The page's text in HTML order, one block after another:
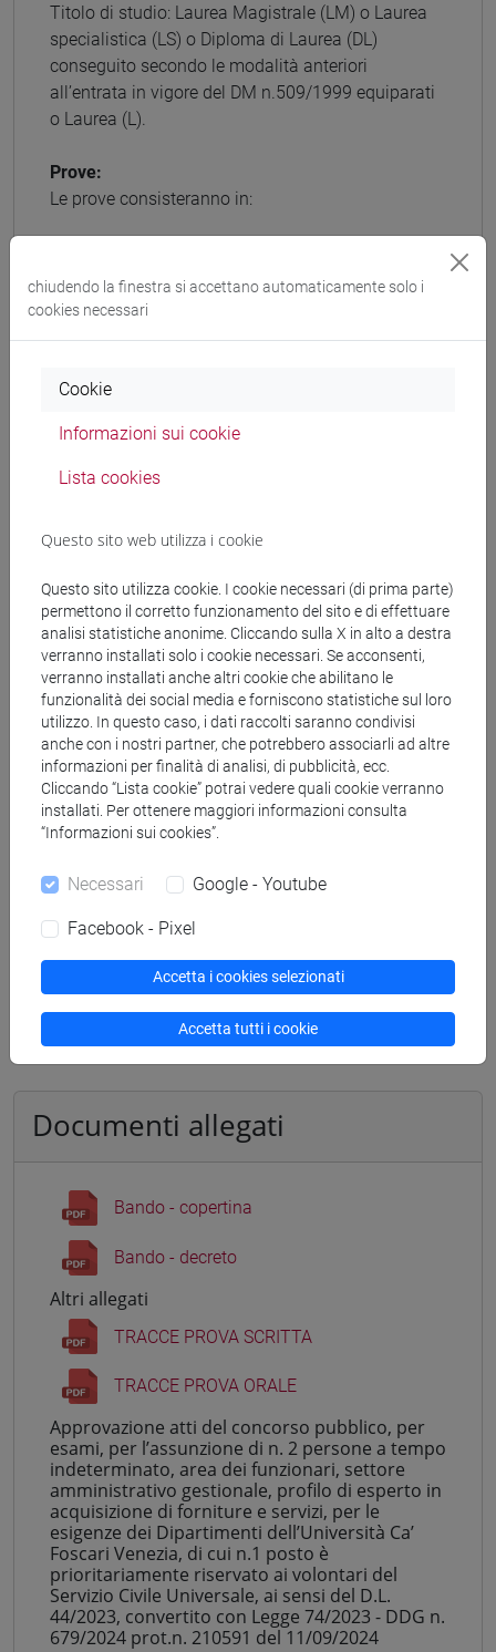
Titolo di studio: Laurea Magistrale (LM) o Laurea
specialistica (LS) o Diploma di Laurea (DL)
conseguito secondo le modalità anteriori
all’entrata in vigore del DM n.509/1999 equiparati
o Laurea (L).
Prove:
Le prove consisteranno in:
- COMUNICAZIONE ESITI: entro il 19 novembre
2024
31 ottobre 2024
Stato concorso:
Albo on line di Ateneo, G.U. IV serie speciale n. 74
del 13/09/2024 e Portale di Reclutamento InPA
Per informazioni:
tel: 041 2348208 email: pta.concorsi@unive.it
Note:
I cittadini comunitari non residenti in Italia, che
non possono richiedere lo SPID, possono mandare
una email di richiesta di accesso alla domanda
documento di identità valido e l’autocertificazione
- allegato B
La graduatoria potrà essere utilizzata per altre
assunzioni in base alle esigenze dell’Ateneo
Documenti allegati
Bando - copertina
Bando - decreto
Altri allegati
TRACCE PROVA SCRITTA
TRACCE PROVA ORALE
Approvazione atti del concorso pubblico, per
esami, per l’assunzione di n. 2 persone a tempo
indeterminato, area dei funzionari, settore
amministrativo gestionale, profilo di esperto in
acquisizione di forniture e servizi, per le
esigenze dei Dipartimenti dell’Università Ca’
Foscari Venezia, di cui n.1 posto è
prioritariamente riservato ai volontari del
Servizio Civile Universale, ai sensi del D.L.
44/2023, convertito con Legge 74/2023 - DDG n.
679/2024 prot.n. 210591 del 11/09/2024
chiudendo la finestra si accettano automaticamente solo i
cookies necessari
Cookie
Informazioni sui cookie
Lista cookies
Questo sito web utilizza i cookie
Questo sito utilizza cookie. I cookie necessari (di prima parte)
permettono il corretto funzionamento del sito e di effettuare
analisi statistiche anonime. Cliccando sulla X in alto a destra
verranno installati solo i cookie necessari. Se acconsenti,
verranno installati anche altri cookie che abilitano le
funzionalità dei social media e forniscono statistiche sul loro
utilizzo. In questo caso, i dati raccolti saranno condivisi
anche con i nostri partner, che potrebbero associarli ad altre
informazioni per finalità di analisi, di pubblicità, ecc.
Cliccando “Lista cookie” potrai vedere quali cookie verranno
installati. Per ottenere maggiori informazioni consulta
“Informazioni sui cookies”.
Necessari Google - Youtube
Facebook - Pixel
Accetta i cookies selezionati
Accetta tutti i cookie